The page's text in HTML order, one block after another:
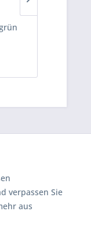
verpassen Sie
aus